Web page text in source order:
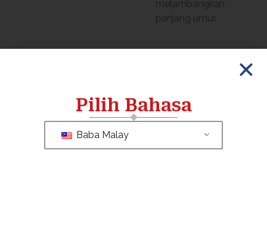
melambangkan
panjang umur.
Sulaman
Pilih Bahasa
Baba Malay